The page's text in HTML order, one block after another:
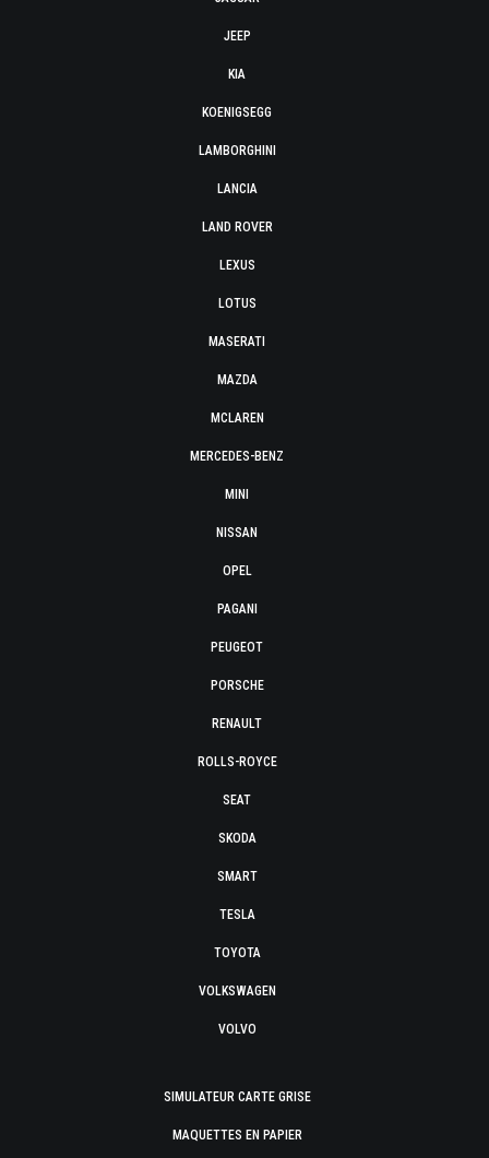
JEEP
KIA
KOENIGSEGG
LAMBORGHINI
LANCIA
LAND ROVER
LEXUS
LOTUS
MASERATI
MAZDA
MCLAREN
MERCEDES-BENZ
MINI
NISSAN
OPEL
PAGANI
PEUGEOT
PORSCHE
RENAULT
ROLLS-ROYCE
SEAT
SKODA
SMART
TESLA
TOYOTA
VOLKSWAGEN
VOLVO
SIMULATEUR CARTE GRISE
MAQUETTES EN PAPIER